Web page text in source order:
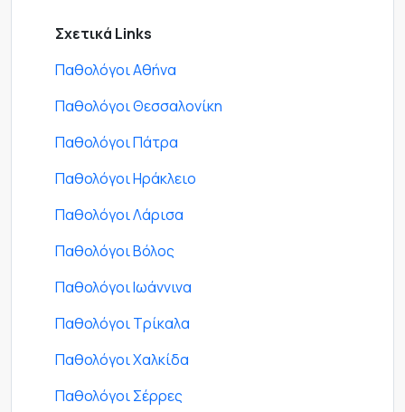
Σχετικά Links
Παθολόγοι Αθήνα
Παθολόγοι Θεσσαλονίκη
Παθολόγοι Πάτρα
Παθολόγοι Ηράκλειο
Παθολόγοι Λάρισα
Παθολόγοι Βόλος
Παθολόγοι Ιωάννινα
Παθολόγοι Τρίκαλα
Παθολόγοι Χαλκίδα
Παθολόγοι Σέρρες